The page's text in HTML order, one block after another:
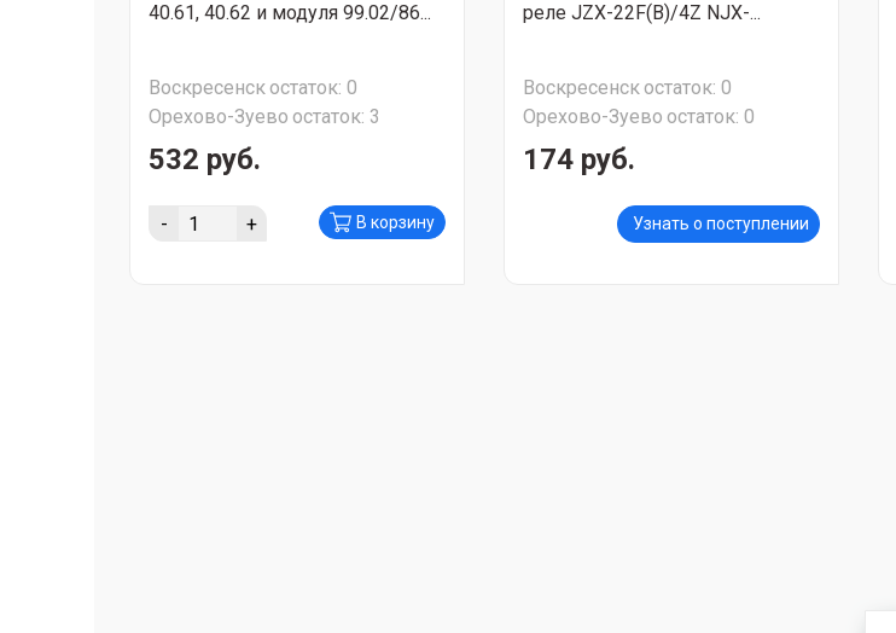
40.61, 40.62 и модуля 99.02/86...
Воскресенскостаток: 0
Орехово-Зуево остаток: 3
532 руб.
- + В корзину
реле JZX-22F(B)/4Z NJX-...
Воскресенскостаток: 0
Орехово-Зуево остаток: 0
174 руб.
Узнать о поступлении